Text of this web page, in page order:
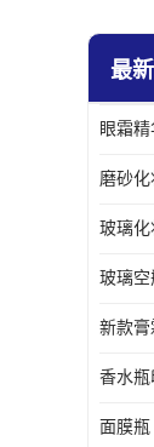
最
眼霜
磨砂
玻璃化
玻璃空
新款膏
香水瓶
面膜瓶